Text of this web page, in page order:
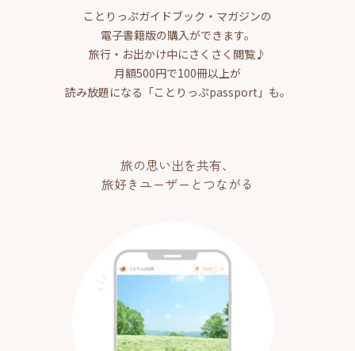
ことりっぷガイドブック・マガジンの
電子書籍版の購入ができます。
旅行・お出かけ中にさくさく閲覧♪
月額500円で100冊以上が
読み放題になる「ことりっぷpassport」も。
旅の思い出を共有、
旅好きユーザーとつながる